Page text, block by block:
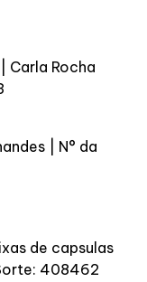
Carla Rocha
| N° da
de capsulas
408462